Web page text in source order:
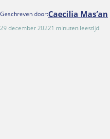
Werkgever
Advies en
Verzuimbegeleiding
Geschreven door:Caecilia Mas’an
29 december 20221 minuten leestijd